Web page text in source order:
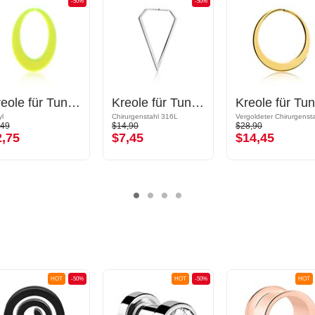
Kreole für Tunnel (Acryl, mehrere Farben) Kreole für Tunnel (Chirurgenstahl, silber, glänzend)
Chirurgenstahl 316L
$14,90
$7,45
$28,90
$14,45
-50%
HOT -50%
HOT HOT